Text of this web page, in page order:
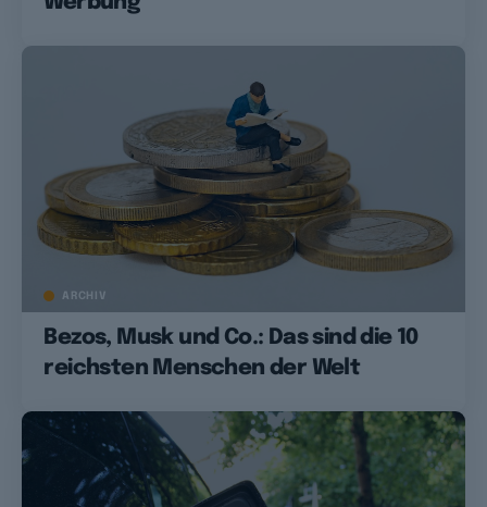
ARCHIV
Bezos, Musk und Co.: Das sind die 10
reichsten Menschen der Welt